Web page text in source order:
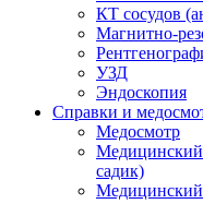
КТ сосудов
Магнитно-
УЗД
Эндоскопия
Справки и
Медосмотр
Медицинский
садик)
Медицинский